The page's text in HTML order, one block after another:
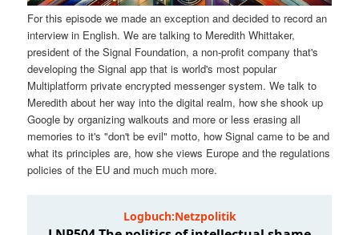
n
h
a
l
n
I
n
h
For this episode we made an exception and decided to record an
interview in English. We are talking to Meredith Whittaker,
president of the Signal Foundation, a non-profit company that's
developing the Signal app that is world's most popular
Multiplatform private encrypted messenger system. We talk to
Meredith about her way into the digital realm, how she shook up
Google by organizing walkouts and more or less erasing all
memories to it's "don't be evil" motto, how Signal came to be and
what its principles are, how she views Europe and the regulations
policies of the EU and much much more.